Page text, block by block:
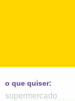
o que quiser: